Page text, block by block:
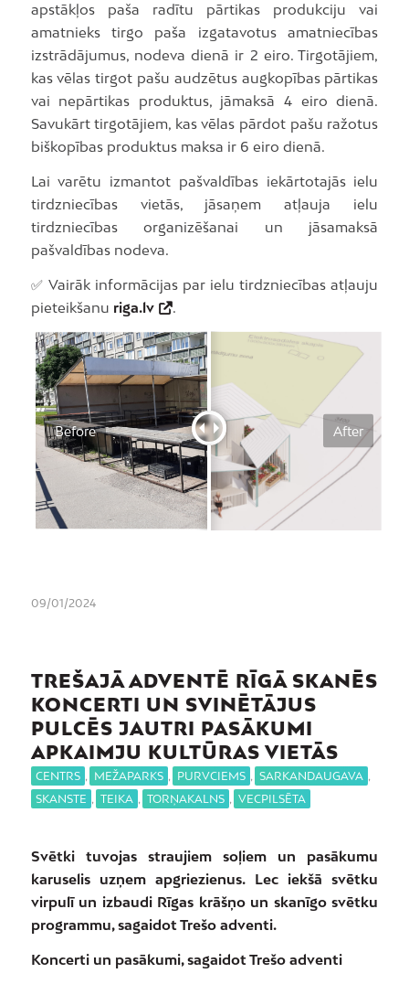
apstākļos paša radītu pārtikas produkciju vai
amatnieks tirgo paša izgatavotus amatniecības
izstrādājumus, nodeva dienā ir 2 eiro. Tirgotājiem,
kas vēlas tirgot pašu audzētus augkopības pārtikas
vai nepārtikas produktus, jāmaksā 4 eiro dienā.
Savukārt tirgotājiem, kas vēlas pārdot pašu ražotus
biškopības produktus maksa ir 6 eiro dienā.
Lai varētu izmantot pašvaldības iekārtotajās ielu
tirdzniecības vietās, jāsaņem atļauja ielu
tirdzniecības organizēšanai un jāsamaksā
pašvaldības nodeva.
✅ Vairāk informācijas par ielu tirdzniecības atļauju
pieteikšanu riga.lv .
Before After
09/01/2024
TREŠAJĀ ADVENTĒ RĪGĀ SKANĒS
KONCERTI UN SVINĒTĀJUS
PULCĒS JAUTRI PASĀKUMI
APKAIMJU KULTŪRAS VIETĀS
CENTRS , MEŽAPARKS , PURVCIEMS , SARKANDAUGAVA ,
SKANSTE , TEIKA , TORŅAKALNS , VECPILSĒTA
Svētki tuvojas straujiem soļiem un pasākumu
karuselis uzņem apgriezienus. Lec iekšā svētku
virpulī un izbaudi Rīgas krāšņo un skanīgo svētku
programmu, sagaidot Trešo adventi.
Koncerti un pasākumi, sagaidot Trešo adventi